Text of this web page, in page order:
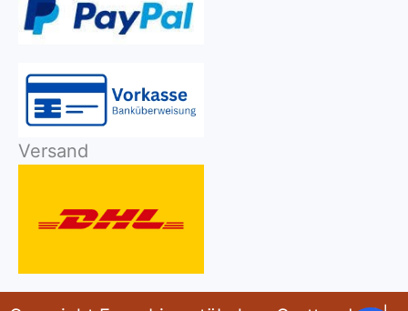
Versand